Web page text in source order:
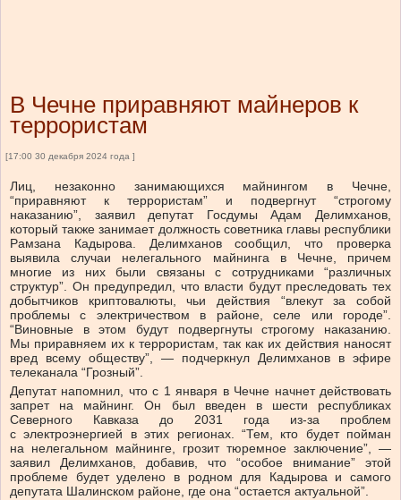
В Чечне приравняют майнеров к
террористам
[17:00 30 декабря 2024 года ]
Лиц, незаконно занимающихся майнингом в Чечне,
“приравняют к террористам” и подвергнут “строгому
наказанию”, заявил депутат Госдумы Адам Делимханов,
который также занимает должность советника главы республики
Рамзана Кадырова. Делимханов сообщил, что проверка
выявила случаи нелегального майнинга в Чечне, причем
многие из них были связаны с сотрудниками “различных
структур”. Он предупредил, что власти будут преследовать тех
добытчиков криптовалюты, чьи действия “влекут за собой
проблемы с электричеством в районе, селе или городе”.
“Виновные в этом будут подвергнуты строгому наказанию.
Мы приравняем их к террористам, так как их действия наносят
вред всему обществу”, — подчеркнул Делимханов в эфире
телеканала “Грозный”.
Депутат напомнил, что с 1 января в Чечне начнет действовать
запрет на майнинг. Он был введен в шести республиках
Северного Кавказа до 2031 года из-за проблем
с электроэнергией в этих регионах. “Тем, кто будет пойман
на нелегальном майнинге, грозит тюремное заключение”, —
заявил Делимханов, добавив, что “особое внимание” этой
проблеме будет уделено в родном для Кадырова и самого
депутата Шалинском районе, где она “остается актуальной”.